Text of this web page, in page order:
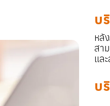
บ
หลั
สา
แล
บ